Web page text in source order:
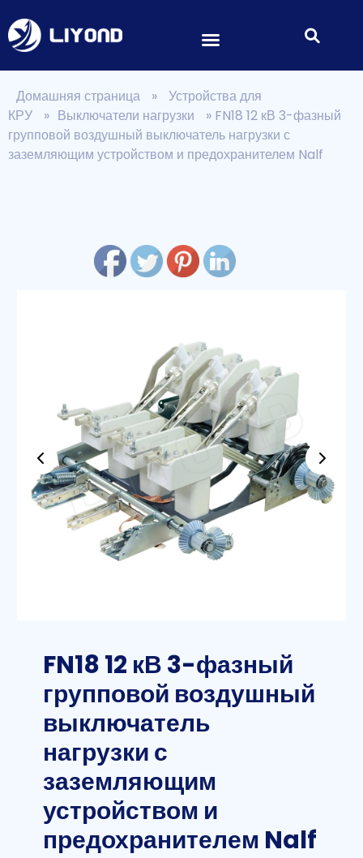
Домашняя страница »
Устройства для
КРУ
» Выключатели нагрузки » FN18 12 кВ 3-фазный
групповой воздушный выключатель нагрузки с
заземляющим устройством и предохранителем Nalf
FN18 12 кВ 3-фазный
групповой воздушный
выключатель
нагрузки с
заземляющим
устройством и
предохранителем Nalf